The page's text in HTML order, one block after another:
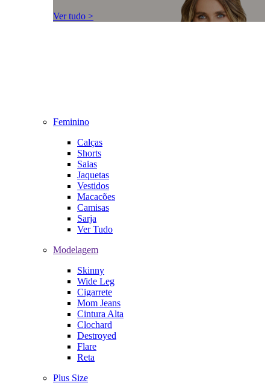
Ver tudo >
Feminino
Calças
Shorts
Saias
Jaquetas
Vestidos
Macacões
Camisas
Sarja
Ver Tudo
Modelagem
Skinny
Wide Leg
Cigarrete
Mom Jeans
Cintura Alta
Clochard
Destroyed
Flare
Reta
Plus Size